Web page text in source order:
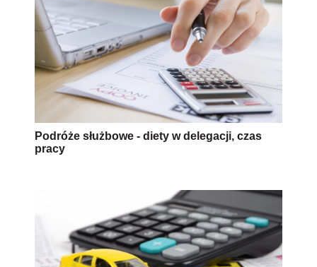
Podróże służbowe - diety w delegacji, czas
pracy